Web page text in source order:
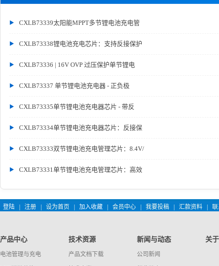
CXLB73339太阳能MPPT多节锂电池充电管
CXLB73338锂电池充电芯片：支持反接保护
CXLB73336 | 16V OVP 过压保护单节锂电
CXLB73337 单节锂电池充电器 - 正负极
CXLB73335单节锂电池充电器芯片 - 带反
CXLB73334单节锂电池充电器芯片：反接保
CXLB73333双节锂电池充电管理芯片：8.4V/
CXLB73331单节锂电池充电管理芯片：高效
登陆 注册 设为首页 加入收藏 会员中心 我要投稿 汇款资料
产品中心
电池管理与充电
技术资源
产品文档下载
新闻与动态
公司新闻
关